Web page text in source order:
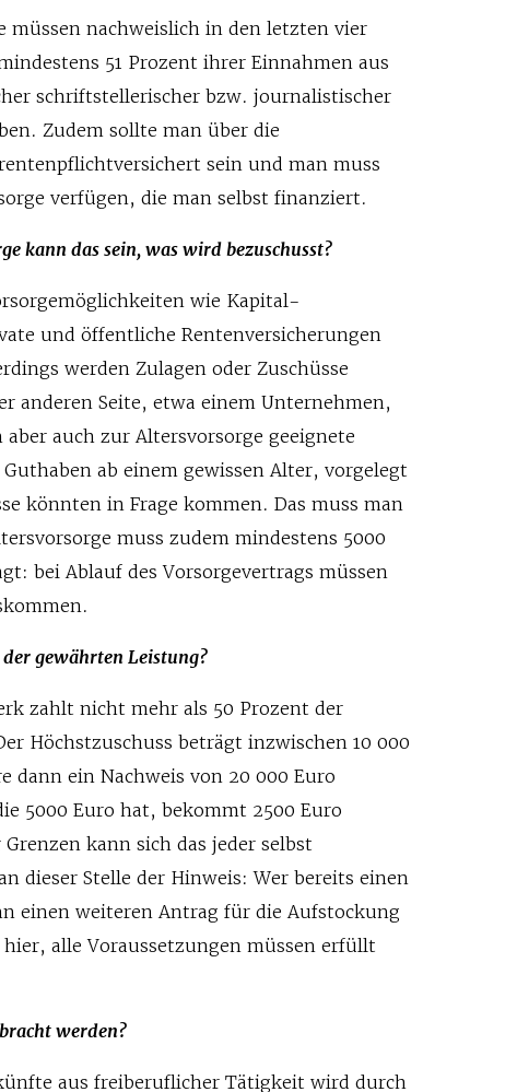
müssen nachweislich in den letzten vier
51 Prozent ihrer Einnahmen aus
schriftstellerischer bzw. journalistischer
Zudem sollte man über die
sein und man muss
verfügen, die man selbst finanziert.
kann das sein, was wird bezuschusst?
wie Kapital-
und öffentliche Rentenversicherungen
werden Zulagen oder Zuschüsse
anderen Seite, etwa einem Unternehmen,
auch zur Altersvorsorge geeignete
Guthaben ab einem gewissen Alter, vorgelegt
könnten in Frage kommen. Das muss man
muss zudem mindestens 5000
bei Ablauf des Vorsorgevertrags müssen
gewährten Leistung?
zahlt nicht mehr als 50 Prozent der
Höchstzuschuss beträgt inzwischen 10 000
dann ein Nachweis von 20 000 Euro
5000 Euro hat, bekommt 2500 Euro
kann sich das jeder selbst
dieser Stelle der Hinweis: Wer bereits einen
einen weiteren Antrag für die Aufstockung
alle Voraussetzungen müssen erfüllt
werden?
aus freiberuflicher Tätigkeit wird durch